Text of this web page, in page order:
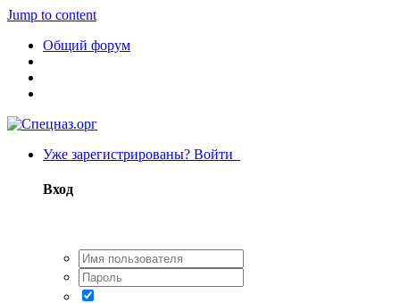
Jump to content
Общий форум
Уже зарегистрированы? Войти
Вход